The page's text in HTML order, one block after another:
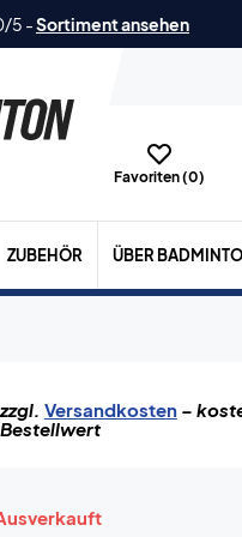
5 -Sortiment ansehen
Favoriten (0)
ZUBEHÖR ÜBER
zzgl. Versandkosten–
Bestellwert